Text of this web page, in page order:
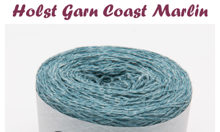
Holst Garn Coast Marlin